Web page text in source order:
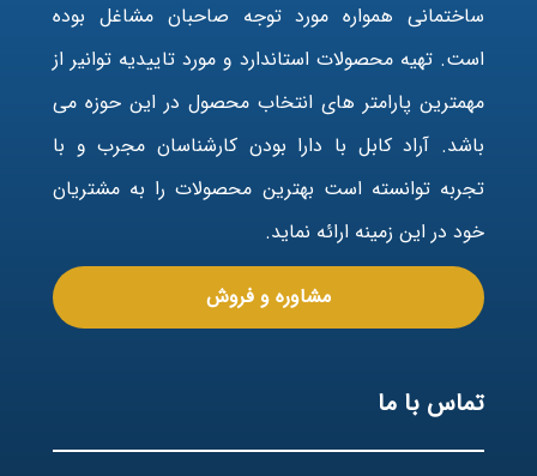
ساختمانی همواره مورد توجه صاحبان مشاغل بوده
است. تهیه محصولات استاندارد و مورد تاییدیه توانیر از
مهمترین پارامتر های انتخاب محصول در این حوزه می
باشد. آراد کابل با دارا بودن کارشناسان مجرب و با
تجربه توانسته است بهترین محصولات را به مشتریان
خود در این زمینه ارائه نماید.
مشاوره و فروش
تماس با ما